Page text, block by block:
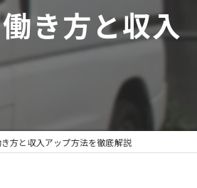
き方と収入
方と収入アップ方法を徹底解説